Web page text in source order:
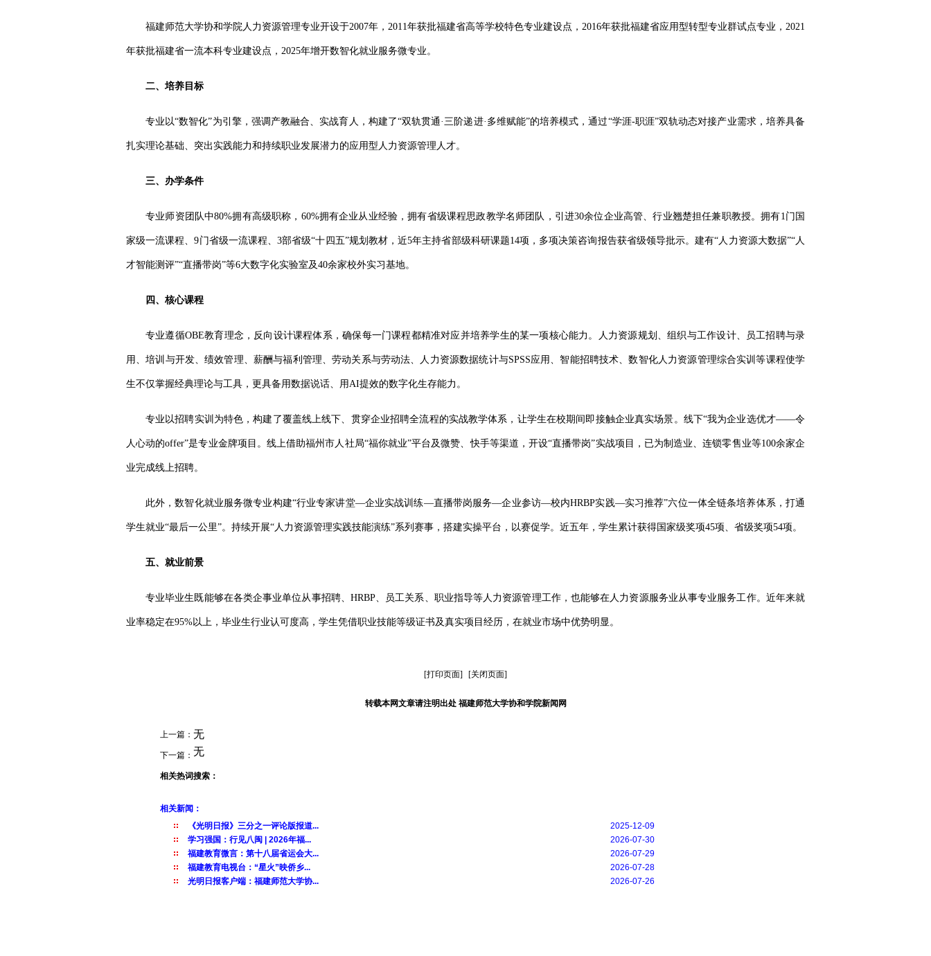
福建师范大学协和学院人力资源管理专业开设于2007年，2011年获批福建省高等学校特色专业建设点，2016年获批福建省应用型转型专业群试点专业，2021
年获批福建省一流本科专业建设点，2025年增开数智化就业服务微专业。
二、培养目标
专业以“数智化”为引擎，强调产教融合、实战育人，构建了“双轨贯通·三阶递进·多维赋能”的培养模式，通过“学涯-职涯”双轨动态对接产业需求，培养具备
扎实理论基础、突出实践能力和持续职业发展潜力的应用型人力资源管理人才。
三、办学条件
专业师资团队中80%拥有高级职称，60%拥有企业从业经验，拥有省级课程思政教学名师团队，引进30余位企业高管、行业翘楚担任兼职教授。拥有1门国
家级一流课程、9门省级一流课程、3部省级“十四五”规划教材，近5年主持省部级科研课题14项，多项决策咨询报告获省级领导批示。建有“人力资源大数据”“人
才智能测评”“直播带岗”等6大数字化实验室及40余家校外实习基地。
四、核心课程
专业遵循OBE教育理念，反向设计课程体系，确保每一门课程都精准对应并培养学生的某一项核心能力。人力资源规划、组织与工作设计、员工招聘与录
用、培训与开发、绩效管理、薪酬与福利管理、劳动关系与劳动法、人力资源数据统计与SPSS应用、智能招聘技术、数智化人力资源管理综合实训等课程使学
生不仅掌握经典理论与工具，更具备用数据说话、用AI提效的数字化生存能力。
专业以招聘实训为特色，构建了覆盖线上线下、贯穿企业招聘全流程的实战教学体系，让学生在校期间即接触企业真实场景。线下“我为企业选优才——令
人心动的offer”是专业金牌项目。线上借助福州市人社局“福你就业”平台及微赞、快手等渠道，开设“直播带岗”实战项目，已为制造业、连锁零售业等100余家企
业完成线上招聘。
此外，数智化就业服务微专业构建“行业专家讲堂—企业实战训练—直播带岗服务—企业参访—校内HRBP实践—实习推荐”六位一体全链条培养体系，打通
学生就业“最后一公里”。持续开展“人力资源管理实践技能演练”系列赛事，搭建实操平台，以赛促学。近五年，学生累计获得国家级奖项45项、省级奖项54项。
五、就业前景
专业毕业生既能够在各类企事业单位从事招聘、 HRBP、员工关系、职业指导等人力资源管理工作，也能够在人力资源服务业从事专业服务工作。近年来就
业率稳定在95%以上，毕业生行业认可度高，学生凭借职业技能等级证书及真实项目经历，在就业市场中优势明显。
[打印页面] [关闭页面]
转载本网文章请注明出处 福建师范大学协和学院新闻网
上一篇： 无
下一篇： 无
相关热词搜索：
相关新闻：